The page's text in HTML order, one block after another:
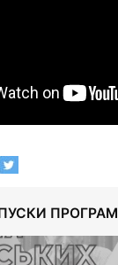
ПРОГРАМ